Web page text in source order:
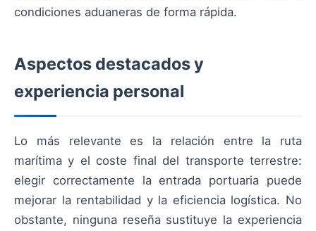
condiciones aduaneras de forma rápida.
Aspectos destacados y
experiencia personal
Lo más relevante es la relación entre la ruta
marítima y el coste final del transporte terrestre:
elegir correctamente la entrada portuaria puede
mejorar la rentabilidad y la eficiencia logística. No
obstante, ninguna reseña sustituye la experiencia